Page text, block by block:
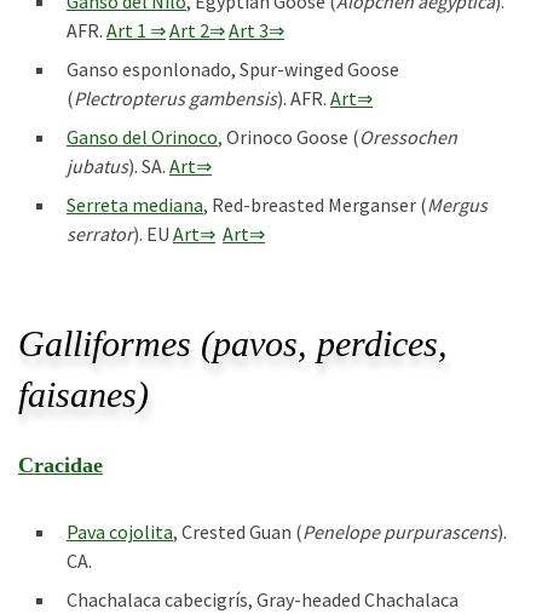
AFR. Art 1 ⇒Art 2⇒Art 3⇒
Ganso esponlonado, Spur-winged Goose
(Plectropterus gambensis). AFR. Art⇒
Ganso del Orinoco, Orinoco Goose (Oressochen
jubatus). SA. Art⇒
Serreta mediana, Red-breasted Merganser (Mergus
serrator). EU Art⇒ Art⇒
Galliformes (pavos, perdices,
faisanes)
Cracidae
Pava cojolita, Crested Guan (Penelope purpurascens).
CA.
Chachalaca cabecigrís, Gray-headed Chachalaca